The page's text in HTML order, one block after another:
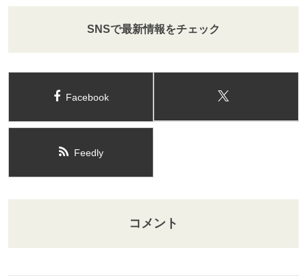
SNSで最新情報をチェック
Facebook
Feedly
コメント